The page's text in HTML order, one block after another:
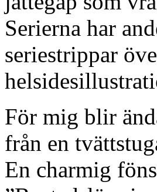
Serierna har
seriestrippar
För mig blir
från en
En charmig